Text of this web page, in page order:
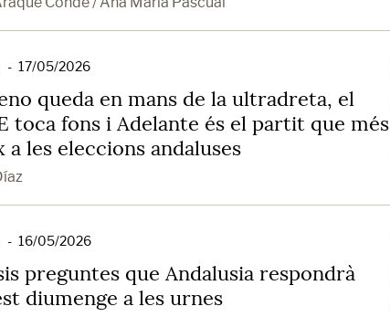
- 17/05/2026
queda en mans de la ultradreta, el
toca fons i Adelante és el partit que més
a les eleccions andaluses
- 16/05/2026
preguntes que Andalusia respondrà
diumenge a les urnes